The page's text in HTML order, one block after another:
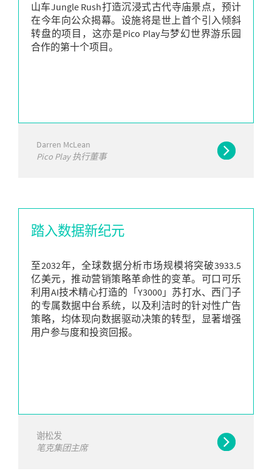
山车Jungle Rush打造沉浸式古代寺庙景点，预计
在今年向公众揭幕。设施将是世上首个引入倾斜
转盘的项目，这亦是Pico Play与梦幻世界游乐园
合作的第十个项目。
Darren McLean
Pico Play 执行董事
踏入数据新纪元
至2032年，全球数据分析市场规模将突破3933.5
亿美元，推动营销策略革命性的变革。可口可乐
利用AI技术精心打造的「Y3000」苏打水、西门子
的专属数据中台系统，以及利洁时的针对性广告
策略，均体现向数据驱动决策的转型，显著增强
用户参与度和投资回报。
谢松发
笔克集团主席